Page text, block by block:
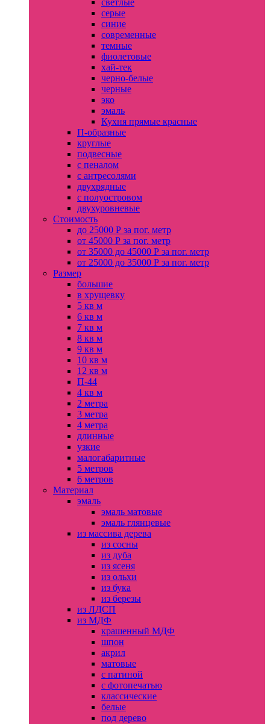
серые
синие
современные
темные
фиолетовые
хай-тек
черно-белые
черные
эко
эмаль
Кухня прямые красные
П-образные
круглые
подвесные
с пеналом
с антресолями
двухрядные
с полуостровом
двухуровневые
Стоимость
до 25000 Р за пог. метр
от 45000 Р за пог. метр
от 35000 до 45000 Р за пог. метр
от 25000 до 35000 Р за пог. метр
Размер
большие
в хрущевку
5 кв м
6 кв м
7 кв м
8 кв м
9 кв м
10 кв м
12 кв м
П-44
4 кв м
2 метра
3 метра
4 метра
длинные
узкие
малогабаритные
5 метров
6 метров
Материал
эмаль
эмаль матовые
эмаль глянцевые
из массива дерева
из сосны
из дуба
из ясеня
из ольхи
из бука
из березы
из ЛДСП
из МДФ
крашенный МДФ
шпон
акрил
матовые
с патиной
с фотопечатью
классические
белые
под дерево